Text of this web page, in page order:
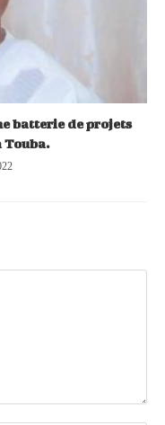
batterie de projets
Touba.